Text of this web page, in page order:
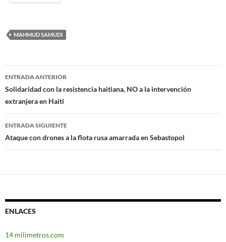
MAHMUD SAMUDI
Navegación
de
entradas
ENTRADA ANTERIOR
Solidaridad con la resistencia haitiana, NO a la intervención
extranjera en Haití
ENTRADA SIGUIENTE
Ataque con drones a la flota rusa amarrada en Sebastopol
ENLACES
14 milimetros.com